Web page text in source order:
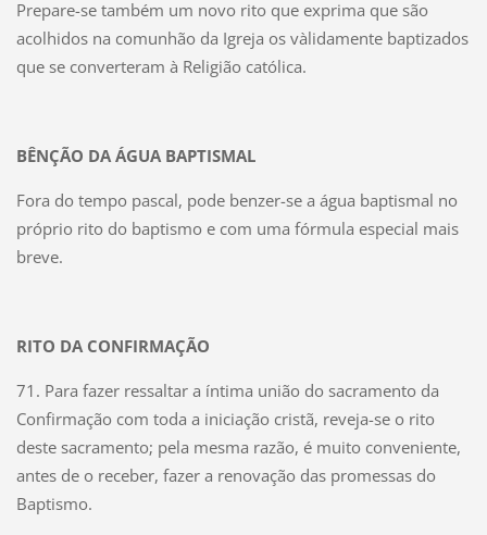
Prepare-se também um novo rito que exprima que são
acolhidos na comunhão da Igreja os vàlidamente baptizados
que se converteram à Religião católica.
BÊNÇÃO DA ÁGUA BAPTISMAL
Fora do tempo pascal, pode benzer-se a água baptismal no
próprio rito do baptismo e com uma fórmula especial mais
breve.
RITO DA CONFIRMAÇÃO
71. Para fazer ressaltar a íntima união do sacramento da
Confirmação com toda a iniciação cristã, reveja-se o rito
deste sacramento; pela mesma razão, é muito conveniente,
antes de o receber, fazer a renovação das promessas do
Baptismo.